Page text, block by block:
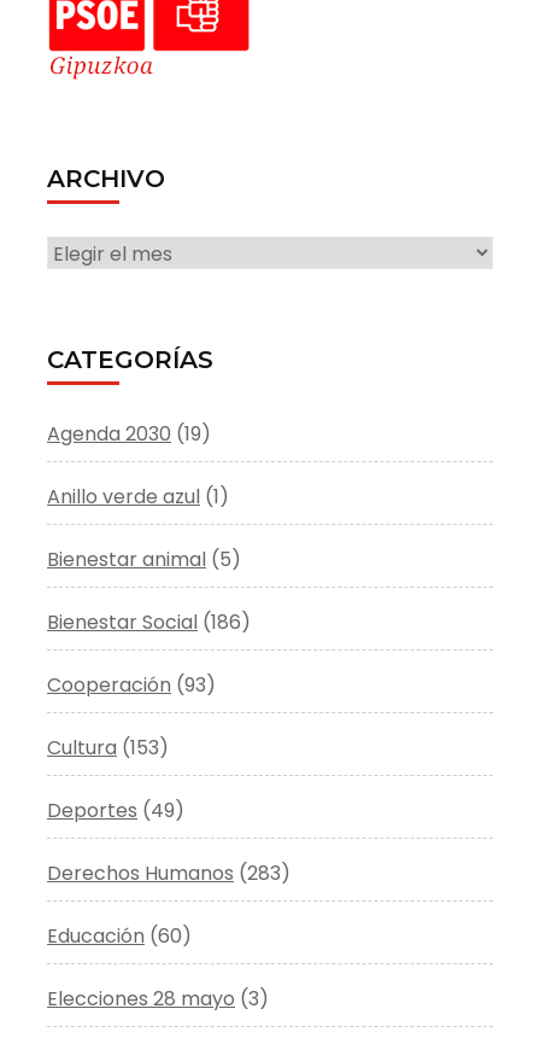
ARCHIVO
ARCHIVO
CATEGORÍAS
Agenda 2030 (19)
Anillo verde azul (1)
Bienestar animal (5)
Bienestar Social (186)
Cooperación (93)
Cultura (153)
Deportes (49)
Derechos Humanos (283)
Educación (60)
Elecciones 28 mayo (3)